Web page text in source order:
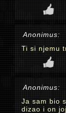
Anonimus:
Ti si njemu
Anonimus:
Ja sam bio
dizao i on